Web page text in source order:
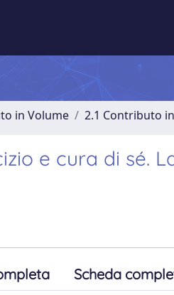
in Volume 2.1 Contributo
e cura di sé.
Scheda